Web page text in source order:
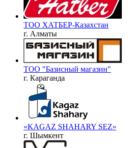
ТОО ХАТБЕР-Казахстан
г. Алматы
ТОО "Базисный магазин"
г. Караганда
«KAGAZ SHAHARY SEZ»
г. Шымкент